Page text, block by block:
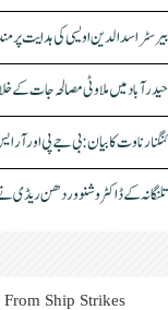
بیرسٹر اسدالدین اویسی کی ہدایت پر
حیدرآباد میں ملاوٹی مصالحہ جات کے خلاف بڑا کریک ڈاؤن،
کنگنا رناوت کا بیان: بی جے پی اور
تلنگانہ کے ڈاکٹر وشنو وردھن ریڈی
Ship Strikes